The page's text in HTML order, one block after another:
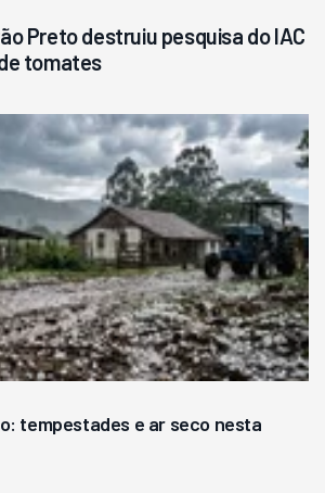
Preto destruiu pesquisa do IAC
tomates
tempestades e ar seco nesta